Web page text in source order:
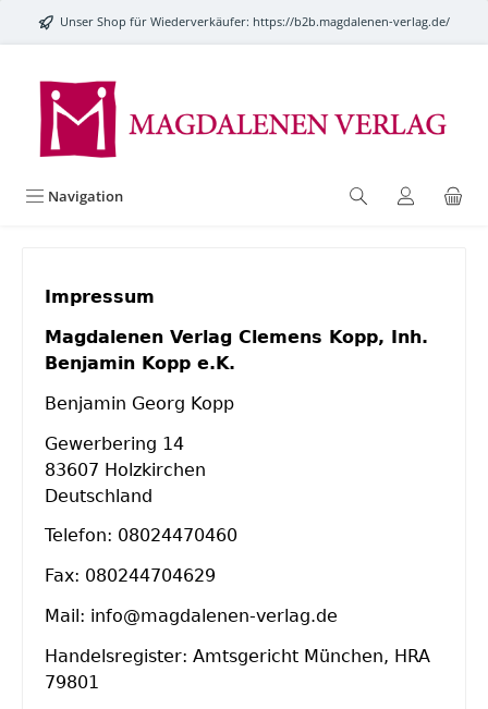
springenUnser Shop für Wiederverkäufer: https://b2b.magdalenen-verlag.de/
Navigation
Impressum
Magdalenen Verlag Clemens Kopp, Inh.
Benjamin Kopp e.K.
Benjamin Georg Kopp
Gewerbering 14
83607 Holzkirchen
Deutschland
Telefon: 08024470460
Fax: 080244704629
Mail: info@magdalenen-verlag.de
Handelsregister: Amtsgericht München, HRA
79801